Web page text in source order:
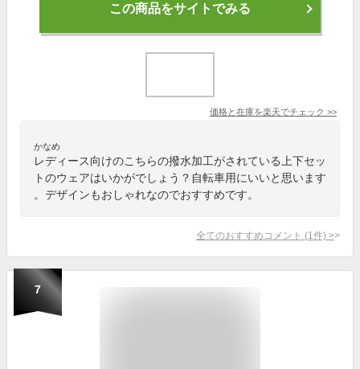
この商品をサイトでみる
価格と在庫を楽天でチェック >>
かなめ
レディース向けのこちらの撥水加工がされている上下セッ
トのウェアはいかがでしょう？自転車用にいいと思います
。デザインもおしゃれなのでおすすめです。
全てのおすすめコメント (1 件) >
7